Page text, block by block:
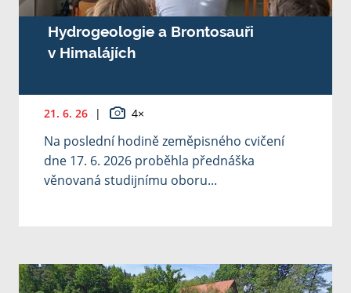
Hydrogeologie a Brontosauři
v Himalájích
21. 6. 26 | 4×
Na poslední hodině zeměpisného cvičení
dne 17. 6. 2026 proběhla přednáška
věnovaná studijnímu oboru...